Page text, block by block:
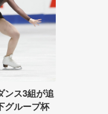
ンス3組が追
ループ杯